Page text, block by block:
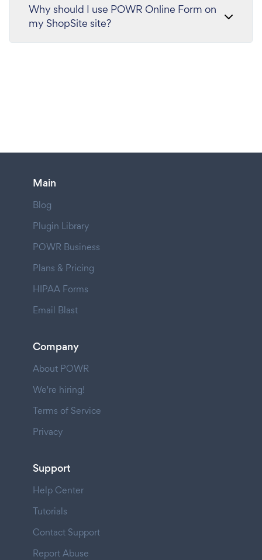
Why should I use POWR Online Form on
my ShopSite site?
Main
Blog
Plugin Library
POWR Business
Plans & Pricing
HIPAA Forms
Email Blast
Company
About POWR
We're hiring!
Terms of Service
Privacy
Support
Help Center
Tutorials
Contact Support
Report Abuse